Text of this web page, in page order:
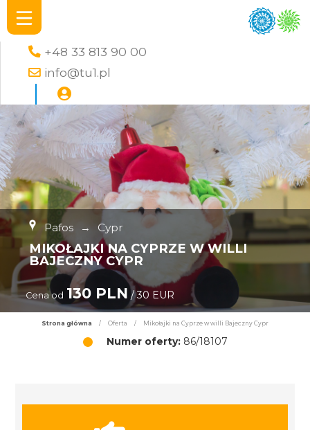
+48 33 813 90 00
info@tu1.pl
Pafos → Cypr
MIKOŁAJKI NA CYPRZE W WILLI
BAJECZNY CYPR
Cena od 130 PLN / 30 EUR
Strona główna / Oferta / Mikołajki na Cyprze w willi Bajeczny Cypr
Numer oferty:86/18107